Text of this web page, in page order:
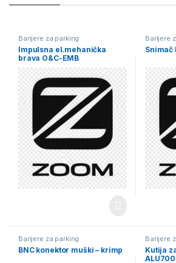
Barijere za parking
Impulsna el.mehanička
brava O&C-EMB
Barijere
Snimač
Barijere za parking
BNC konektor muški – krimp
Barijere
Kutija
ALU700